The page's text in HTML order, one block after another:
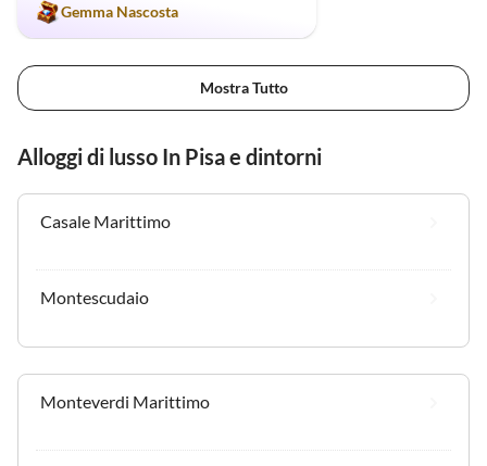
Gemma Nascosta
Mostra Tutto
Alloggi di lusso In Pisa e dintorni
Casale Marittimo
Montescudaio
Monteverdi Marittimo